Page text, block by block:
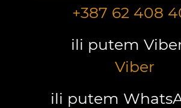
+387 62 408
ili putem
Viber
ili putem